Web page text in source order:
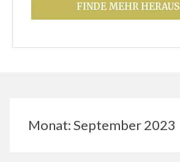
FINDE MEHR HERAUS
Monat:September 2023